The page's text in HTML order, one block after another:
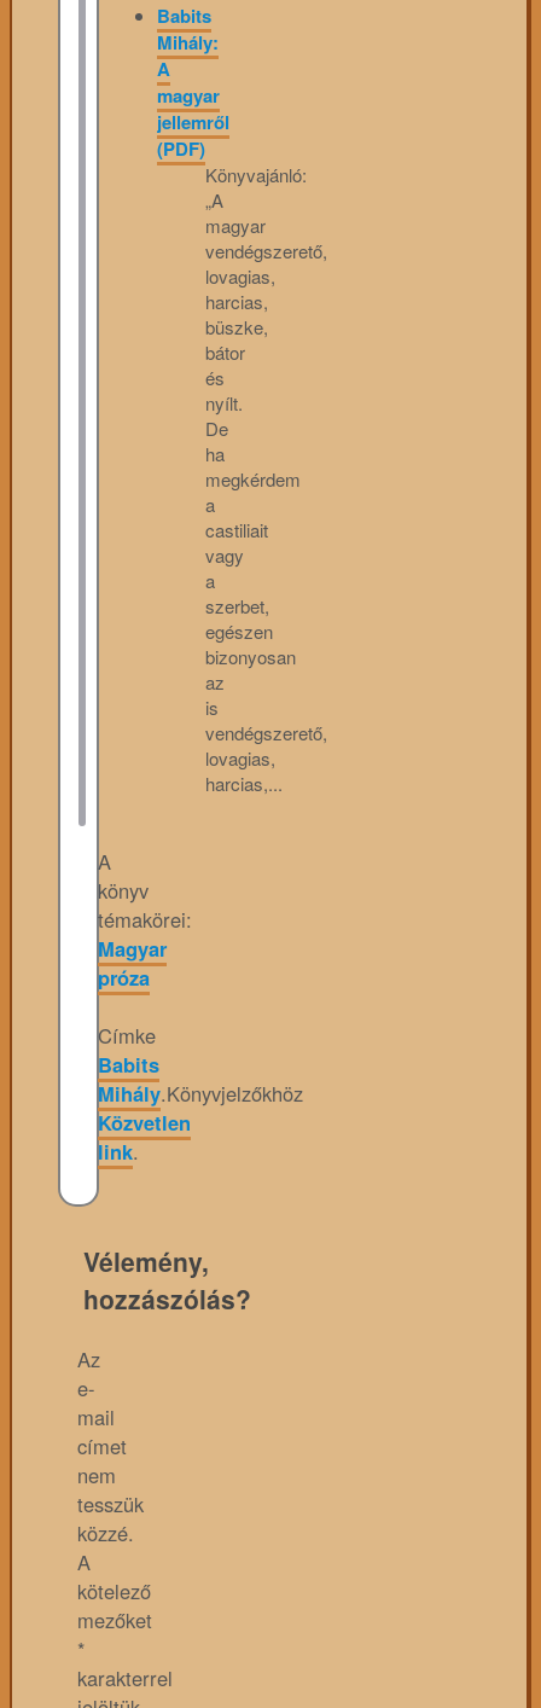
Babits
Mihály:
A
magyar
jellemről
(PDF)
Könyvajánló:
„A
magyar
vendégszerető,
lovagias,
harcias,
büszke,
bátor
és
nyílt.
De
ha
megkérdem
a
castiliait
vagy
a
szerbet,
egészen
bizonyosan
az
is
vendégszerető,
lovagias,
harcias,...
A
könyv
témakörei:
Magyar
próza
Címke
Babits
Mihály.Könyvjelzőkhöz
Közvetlen
link.
Vélemény,
hozzászólás?
Az
e-
mail
címet
nem
tesszük
közzé.
A
kötelező
mezőket
*
karakterrel